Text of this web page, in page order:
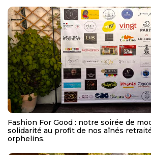
Fashion For Good : notre soirée de
solidarité au profit de nos aînés
orphelins.